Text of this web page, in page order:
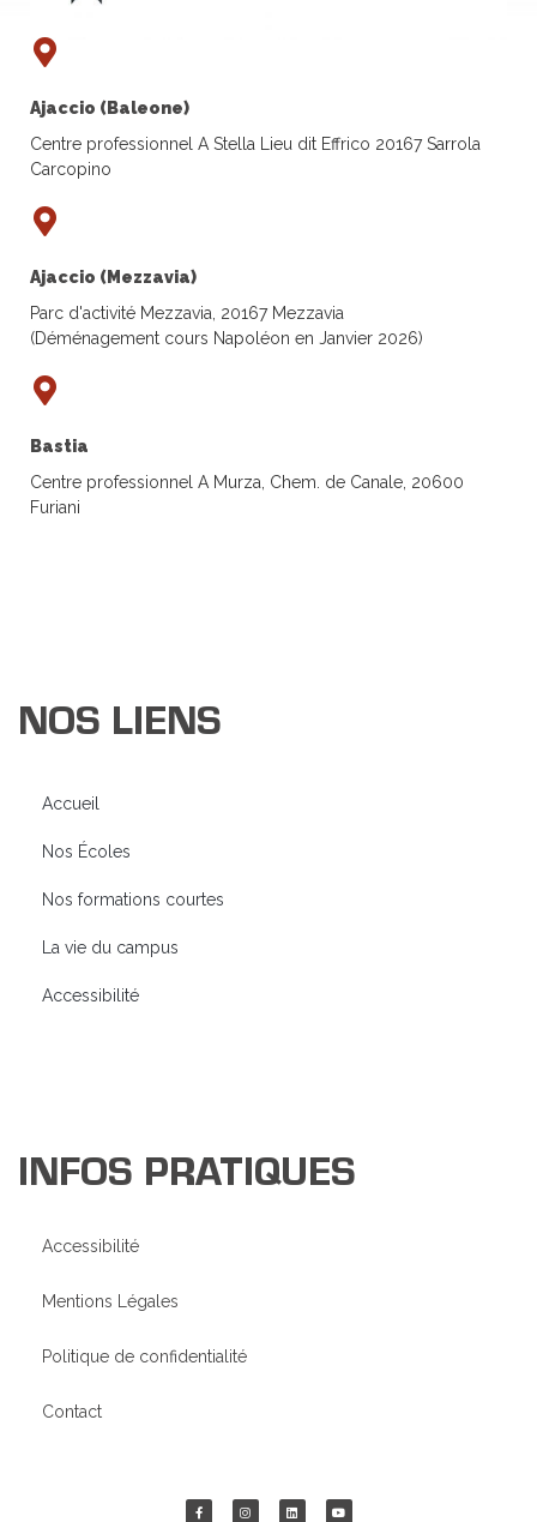
Ajaccio (Baleone)
Centre professionnel A Stella Lieu dit Effrico 20167 Sarrola
Carcopino
Ajaccio (Mezzavia)
Parc d'activité Mezzavia, 20167 Mezzavia
(Déménagement cours Napoléon en Janvier 2026)
Bastia
Centre professionnel A Murza, Chem. de Canale, 20600
Furiani
NOS LIENS
Accueil
Nos Écoles
Nos formations courtes
La vie du campus
Accessibilité
INFOS PRATIQUES
Accessibilité
Mentions Légales
Politique de confidentialité
Contact